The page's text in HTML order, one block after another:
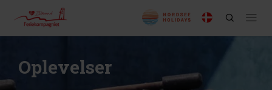
Oplevelser